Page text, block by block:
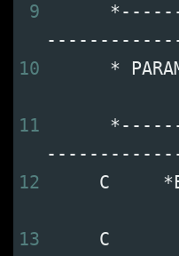
9
10
*
11
12
C
13
C